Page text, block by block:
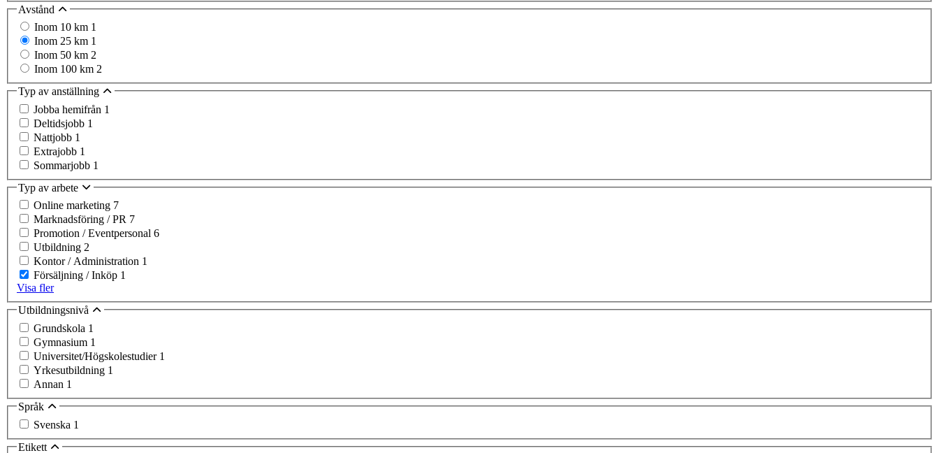
Avstånd
Inom 10 km 1
Inom 25 km 1
Inom 50 km 2
Inom 100 km 2
Typ av anställning
Jobba hemifrån 1
Deltidsjobb 1
Nattjobb 1
Extrajobb 1
Sommarjobb 1
Typ av arbete
Online marketing 7
Marknadsföring / PR 7
Promotion / Eventpersonal 6
Utbildning 2
Kontor / Administration 1
Försäljning / Inköp 1
Visa fler
Utbildningsnivå
Grundskola 1
Gymnasium 1
Universitet/Högskolestudier 1
Yrkesutbildning 1
Annan 1
Språk
Svenska 1
Etikett